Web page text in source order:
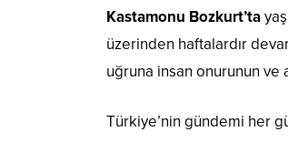
Kastamonu Bozkurt’ta
üzerinden haftalardır
uğruna insan onurunun ve
Türkiye’nin gündemi her